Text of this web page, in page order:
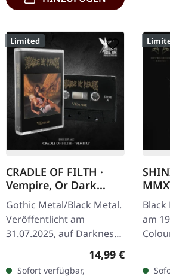
Limited
CRADLE OF FILTH ·
Vempire, Or Dark
Faerytales In
Phallustein | BLACK
TAPE
Gothic Metal/Black Metal.
Veröffentlicht am
31.07.2025, auf Darkness
Shall Rise Productions.
Schwarze Kassette, 5-
Regulärer Preis:
14,99 €
Sofort verfügbar,
TAPE
am